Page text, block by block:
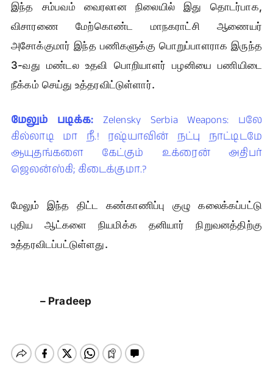
இந்த சம்பவம் வைரலான நிலையில் இது தொடர்பாக,
விசாரணை மேற்கொண்ட மாநகராட்சி ஆணையர்
அசோக்குமார் இந்த பணிகளுக்கு பொறுப்பாளராக இருந்த
3-வது மண்டல உதவி பொறியாளர் பழனியை பணியிடை
நீக்கம் செய்து உத்தரவிட்டுள்ளார்.
மேலும் படிக்க: Zelensky Serbia Weapons: பலே
கில்லாடி மா நீ.! ரஷ்யாவின் நட்பு நாட்டிடமே
ஆயுதங்களை கேட்கும் உக்ரைன் அதிபர்
ஜெலன்ஸ்கி; கிடைக்குமா.?
மேலும் இந்த திட்ட கண்காணிப்பு குழு கலைக்கப்பட்டு
புதிய ஆட்களை நியமிக்க தனியார் நிறுவனத்திற்கு
உத்தரவிடப்பட்டுள்ளது.
– Pradeep